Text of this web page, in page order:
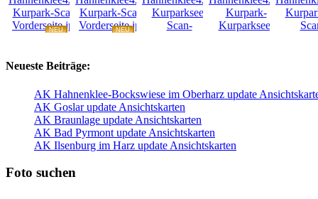
NEU
NEU
Neueste Beiträge:
AK Hahnenklee-Bockswiese im Oberharz update
AK Goslar update Ansichtskarten
AK Braunlage update Ansichtskarten
AK Bad Pyrmont update Ansichtskarten
AK Ilsenburg im Harz update Ansichtskarten
Foto suchen